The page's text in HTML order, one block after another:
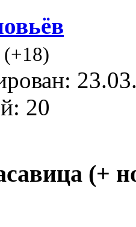
(+18)
20
(+